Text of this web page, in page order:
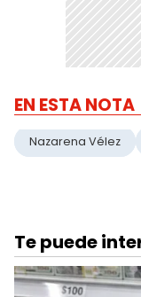
EN ESTA NOTA
Nazarena Vélez